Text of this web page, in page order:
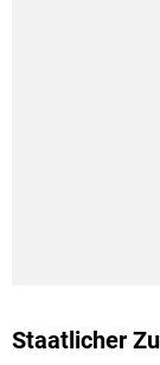
Staatlicher